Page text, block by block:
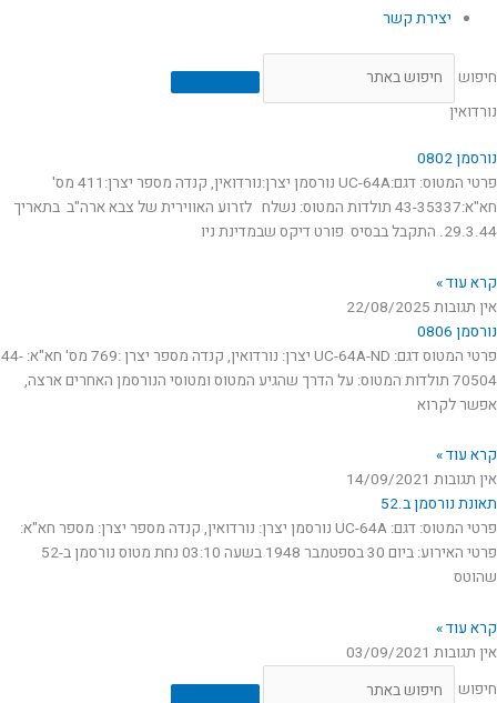
יצירת קשר
חיפוש
נורדואין
נורסמן 0802
פרטי המטוס: דגם:UC-64A נורסמן יצרן:נורדואין, קנדה מספר יצרן:411 מס'
חא"א:43-35337 תולדות המטוס: נשלח לזרוע האווירית של צבא ארה"ב בתאריך
29.3.44. התקבל בבסיס פורט דיקס שבמדינת ניו
קרא עוד »
אין תגובות 22/08/2025
נורסמן 0806
פרטי המטוס דגם: UC-64A-ND יצרן: נורדואין, קנדה מספר יצרן :769 מס' חא"א: 44-
70504 תולדות המטוס: על הדרך שהגיע המטוס ומטוסי הנורסמן האחרים ארצה,
אפשר לקרוא
קרא עוד »
אין תגובות 14/09/2021
תאונת נורסמן ב.52
פרטי המטוס: דגם: UC-64A נורסמן יצרן: נורדואין, קנדה מספר יצרן: מספר חא"א:
פרטי האירוע: ביום 30 בספטמבר 1948 בשעה 03:10 נחת מטוס נורסמן ב-52
שהוטס
קרא עוד »
אין תגובות 03/09/2021
חיפוש